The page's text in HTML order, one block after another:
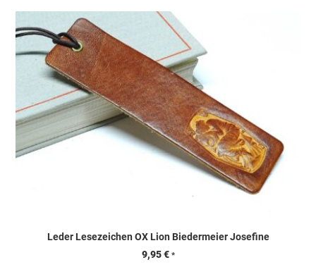
Leder Lesezeichen OX Lion Biedermeier Josefine
9,95€ *